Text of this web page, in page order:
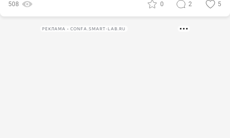
508 0 2 5
РЕКЛАМА • CONFA.SMART-LAB.RU